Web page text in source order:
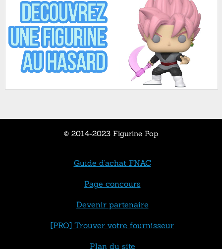
© 2014-2023 Figurine Pop
Guide d'achat FNAC
Page concours
Devenir partenaire
[PRO] Trouver votre fournisseur
Plan du site